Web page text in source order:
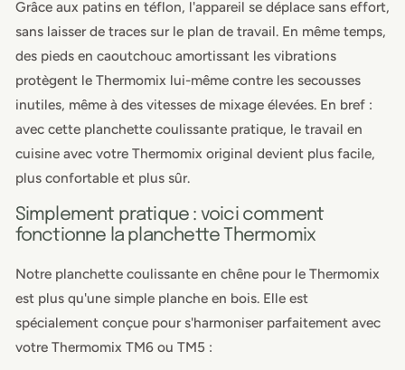
Grâce aux patins en téflon, l'appareil se déplace sans effort,
sans laisser de traces sur le plan de travail. En même temps,
des pieds en caoutchouc amortissant les vibrations
protègent le Thermomix lui-même contre les secousses
inutiles, même à des vitesses de mixage élevées. En bref :
avec cette planchette coulissante pratique, le travail en
cuisine avec votre Thermomix original devient plus facile,
plus confortable et plus sûr.
Simplement pratique : voici comment
fonctionne la planchette Thermomix
Notre planchette coulissante en chêne pour le Thermomix
est plus qu'une simple planche en bois. Elle est
spécialement conçue pour s'harmoniser parfaitement avec
votre Thermomix TM6 ou TM5 :